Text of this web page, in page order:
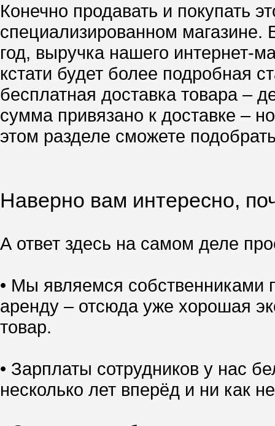
Конечно продавать и покупать
специализированном магазине.
год, выручка нашего интернет-
кстати будет более подробная
бесплатная доставка товара –
сумма привязано к доставке –
этом разделе сможете
Наверно вам интересно,
А ответ здесь на самом деле
• Мы являемся собственниками
аренду – отсюда уже хорошая
товар.
• Зарплаты сотрудников у нас
несколько лет вперёд и ни как